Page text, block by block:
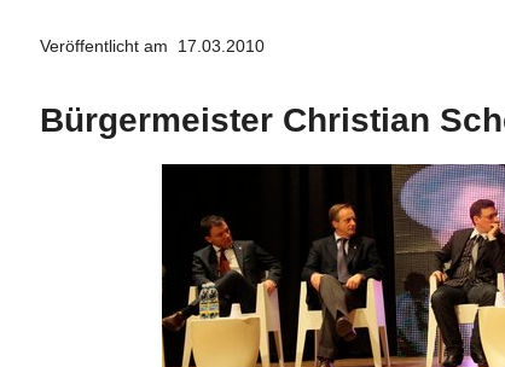
Veröffentlicht am 17.03.2010
Bürgermeister Christian